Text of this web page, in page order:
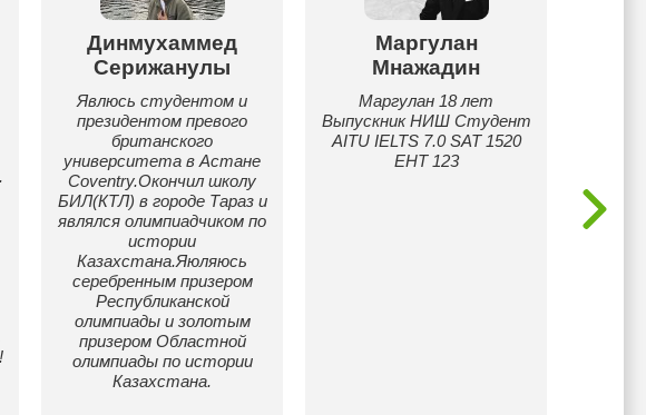
Динмухаммед
Серижанулы
Явлюсь студентом и
президентом превого
британского
университета в Астане
Coventry.Окончил школу
БИЛ(КТЛ) в городе Тараз и
являлся олимпиадчиком по
истории
Казахстана.Яюляюсь
серебренным призером
Республиканской
олимпиады и золотым
призером Областной
олимпиады по истории
Казахстана.
Маргулан
Мнажадин
Маргулан 18 лет
Выпускник НИШ Студент
AITU IELTS 7.0 SAT 1520
ЕНТ 123